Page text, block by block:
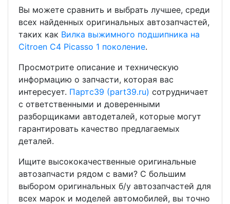
Вы можете сравнить и выбрать лучшее, среди
всех найденных оригинальных автозапчастей,
таких как Вилка выжимного подшипника на
Citroen C4 Picasso 1 поколение.
Просмотрите описание и техническую
информацию о запчасти, которая вас
интересует. Партс39 (part39.ru) сотрудничает
с ответственными и доверенными
разборщиками автодеталей, которые могут
гарантировать качество предлагаемых
деталей.
Ищите высококачественные оригинальные
автозапчасти рядом с вами? С большим
выбором оригинальных б/у автозапчастей для
всех марок и моделей автомобилей, вы точно